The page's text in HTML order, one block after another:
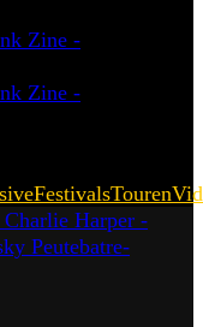
FestivalsTouren